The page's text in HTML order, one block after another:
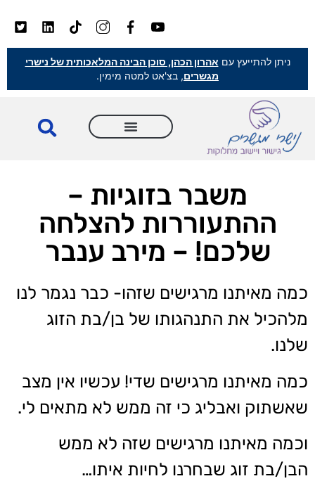
ניתן להתייעץ עם אהרון הכהן, סוכן הבינה המלאכותית של נישרי
מגשרים, בצ'אט למטה מימין.
משבר בזוגיות –
ההתעוררות להצלחה
שלכם! – מירב ענבר
כמה מאיתנו מרגישים שזהו- כבר נגמר לנו
מלהכיל את התנהגותו של בן/בת הזוג
שלנו.
כמה מאיתנו מרגישים שדי! עכשיו אין מצב
שאשתוק ואבליג כי זה ממש לא מתאים לי.
וכמה מאיתנו מרגישים שזה לא ממש
הבן/בת זוג שבחרנו לחיות איתו…